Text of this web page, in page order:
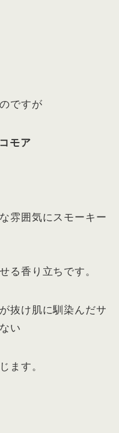
ですが
モア
雰囲気にスモーキー
る香り立ちです。
抜け肌に馴染んだサ
い
ます。